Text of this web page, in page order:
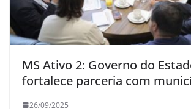
MS Ativo 2: Governo do
fortalece parceria com
26/09/2025